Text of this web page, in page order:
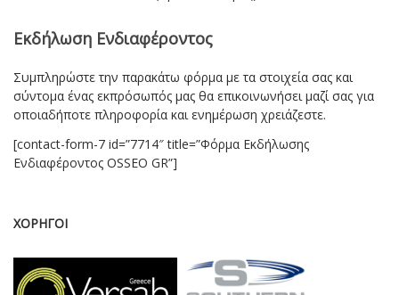
Εκδήλωση Ενδιαφέροντος
Συμπληρώστε την παρακάτω φόρμα με τα στοιχεία σας και
σύντομα ένας εκπρόσωπός μας θα επικοινωνήσει μαζί σας για
οποιαδήποτε πληροφορία και ενημέρωση χρειάζεστε.
[contact-form-7 id=”7714″ title=”Φόρμα Εκδήλωσης
Ενδιαφέροντος OSSEO GR”]
ΧΟΡΗΓΟΙ